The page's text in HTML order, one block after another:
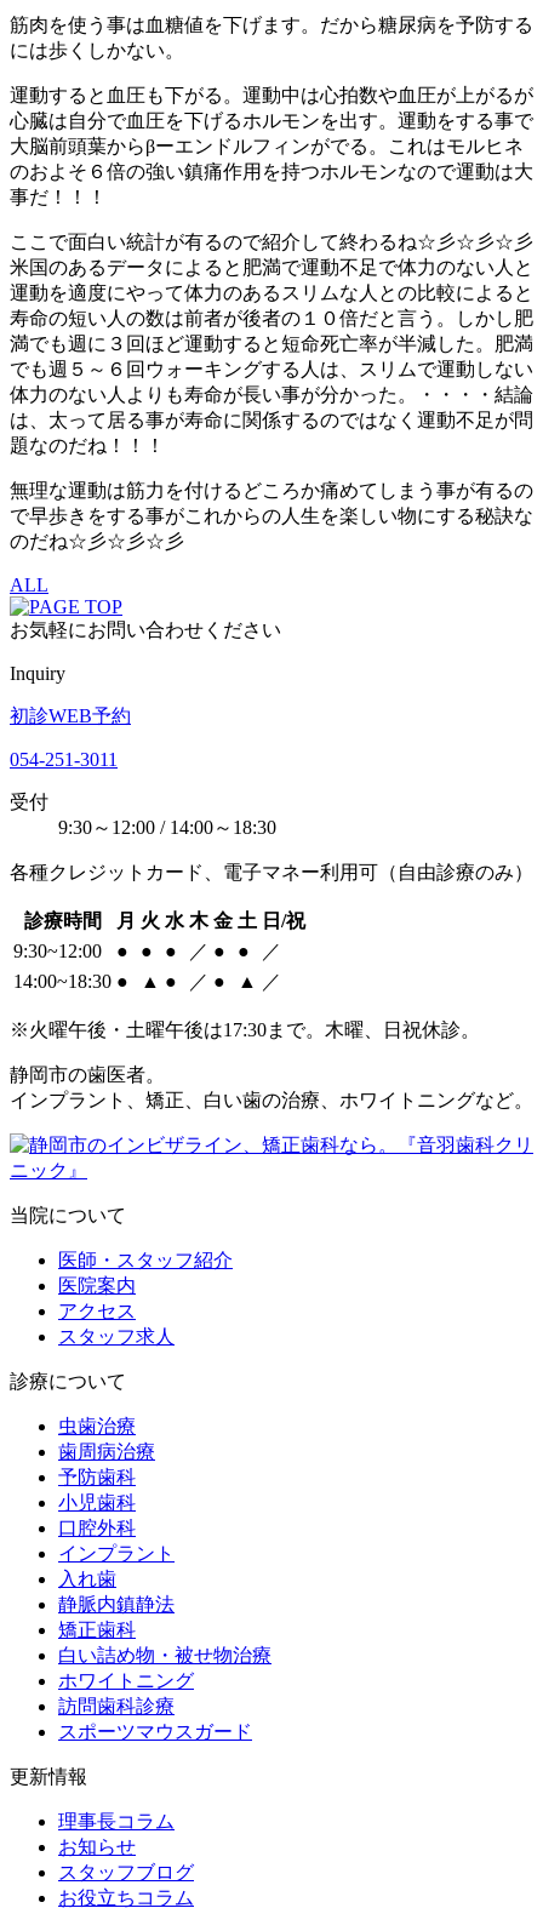
筋肉を使う事は血糖値を下げます。だから糖尿病を予防する
には歩くしかない。
運動すると血圧も下がる。運動中は心拍数や血圧が上がるが
心臓は自分で血圧を下げるホルモンを出す。運動をする事で
大脳前頭葉からβーエンドルフィンがでる。これはモルヒネ
のおよそ６倍の強い鎮痛作用を持つホルモンなので運動は大
事だ！！！
ここで面白い統計が有るので紹介して終わるね☆彡☆彡☆彡
米国のあるデータによると肥満で運動不足で体力のない人と
運動を適度にやって体力のあるスリムな人との比較によると
寿命の短い人の数は前者が後者の１０倍だと言う。しかし肥
満でも週に３回ほど運動すると短命死亡率が半減した。肥満
でも週５～６回ウォーキングする人は、スリムで運動しない
体力のない人よりも寿命が長い事が分かった。・・・・結論
は、太って居る事が寿命に関係するのではなく運動不足が問
題なのだね！！！
無理な運動は筋力を付けるどころか痛めてしまう事が有るの
で早歩きをする事がこれからの人生を楽しい物にする秘訣な
のだね☆彡☆彡☆彡
ALL
お気軽にお問い合わせください
Inquiry
初診WEB予約
054-251-3011
受付
9:30～12:00 / 14:00～18:30
各種クレジットカード、電子マネー利用可（自由診療のみ）
診療時間 月 火 水 木 金 土 日/祝
9:30~12:00
● ● ● ／ ● ●
／
14:00~18:30 ● ▲ ● ／ ● ▲ ／
※火曜午後・土曜午後は17:30まで。木曜、日祝休診。
静岡市の歯医者。
インプラント、矯正、白い歯の治療、ホワイトニングなど。
当院について
医師・スタッフ紹介
医院案内
アクセス
スタッフ求人
診療について
虫歯治療
歯周病治療
予防歯科
小児歯科
口腔外科
インプラント
入れ歯
静脈内鎮静法
矯正歯科
白い詰め物・被せ物治療
ホワイトニング
訪問歯科診療
スポーツマウスガード
更新情報
理事長コラム
お知らせ
スタッフブログ
お役立ちコラム